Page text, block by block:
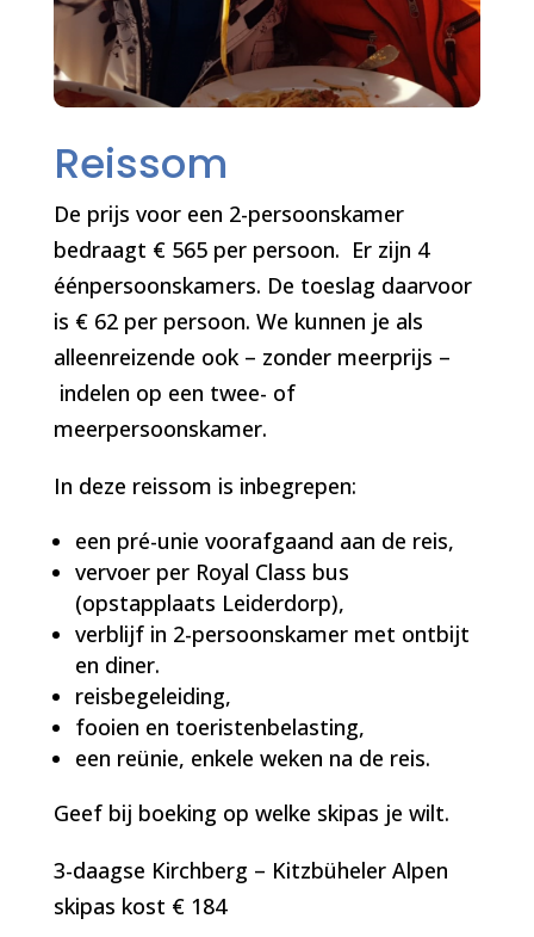
Reissom
De prijs voor een 2-persoonskamer
bedraagt € 565 per persoon. Er zijn 4
éénpersoonskamers. De toeslag daarvoor
is € 62 per persoon. We kunnen je als
alleenreizende ook – zonder meerprijs –
indelen op een twee- of
meerpersoonskamer.
In deze reissom is inbegrepen:
een pré-unie voorafgaand aan de reis,
vervoer per Royal Class bus
(opstapplaats Leiderdorp),
verblijf in 2-persoonskamer met ontbijt
en diner.
reisbegeleiding,
fooien en toeristenbelasting,
een reünie, enkele weken na de reis.
Geef bij boeking op welke skipas je wilt.
3-daagse Kirchberg – Kitzbüheler Alpen
skipas kost € 184